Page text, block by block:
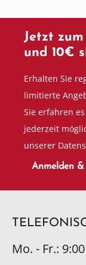
Jetzt
und 10€
Erhalten Sie
limitierte
Sie erfahren
jederzeit
unserer
Anmelden
Mo. - Fr.: